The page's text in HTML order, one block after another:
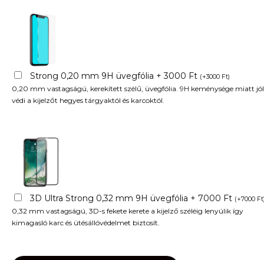
Strong 0,20 mm 9H üvegfólia + 3000 Ft (+3000 Ft)
0,20 mm vastagságú, kerekített szélű, üvegfólia. 9H keménysége miatt jól
védi a kijelzőt hegyes tárgyaktól és karcoktól.
3D Ultra Strong 0,32 mm 9H üvegfólia + 7000 Ft (+7000 Ft
0,32 mm vastagságú, 3D-s fekete kerete a kijelző széléig lenyúlik így
kimagasló karc és ütésállóvédelmet biztosít.